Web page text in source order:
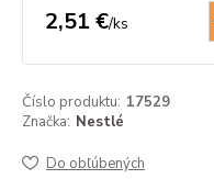
2,51 €/ks
Číslo produktu: 17529
Značka: Nestlé
Do obľúbených